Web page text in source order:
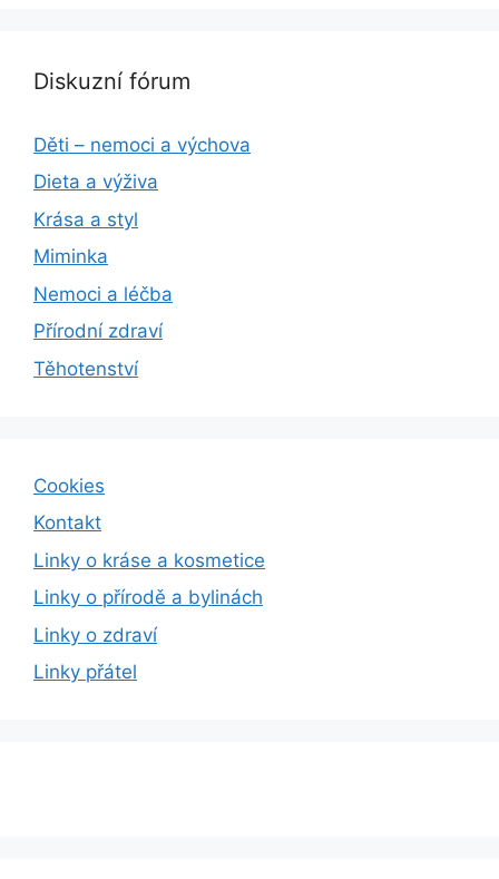
Diskuzní fórum
Děti – nemoci a výchova
Dieta a výživa
Krása a styl
Miminka
Nemoci a léčba
Přírodní zdraví
Těhotenství
Cookies
Kontakt
Linky o kráse a kosmetice
Linky o přírodě a bylinách
Linky o zdraví
Linky přátel